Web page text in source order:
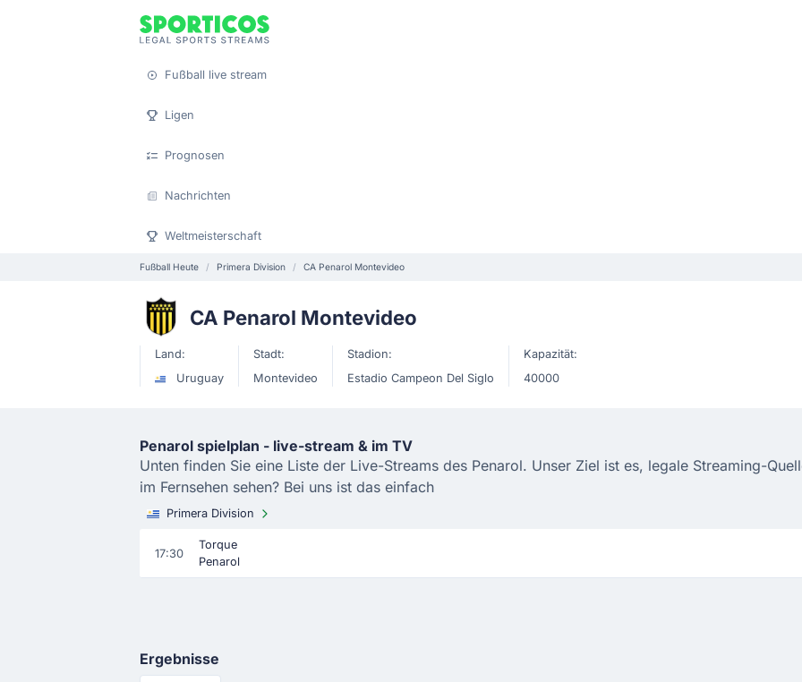
Fußball live stream
Ligen
Prognosen
Nachrichten
Weltmeisterschaft
Fußball Heute Primera Division CA Penarol Montevideo
CA Penarol Montevideo
Land:
Uruguay
Stadt:
Montevideo
Stadion:
Estadio Campeon Del Siglo
Kapazität:
40000
Penarol spielplan - live-stream & im TV
Unten finden Sie eine Liste der Live-Streams des Penarol. Unser Ziel ist es, legale Streaming-
im Fernsehen sehen? Bei uns ist das einfach
Primera Division
17:30
Torque
Penarol
Ergebnisse